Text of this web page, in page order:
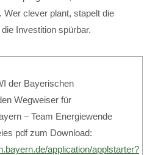
clever plant, stapelt die
Investition spürbar.
der Bayerischen
Wegweiser für
– Team Energiewende
pdf zum Download:
application/applstarter?